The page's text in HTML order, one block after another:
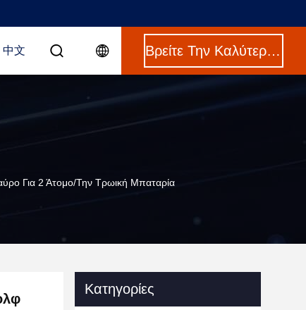
中文 Βρείτε Την Καλύτερη Τιμή
Για 2 Άτομο/την Τρωική Μπαταρία
Κατηγορίες